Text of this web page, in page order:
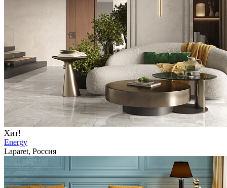
Хит!
Energy
Laparet, Россия